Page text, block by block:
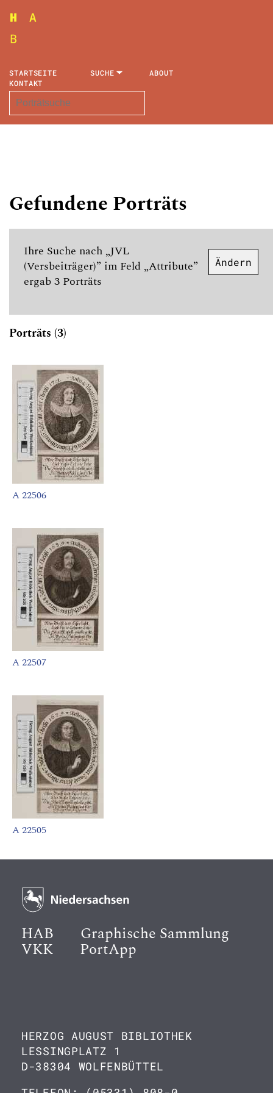
STARTSEITE SUCHE
ABOUT
KONTAKT
Gefundene Porträts
Ihre Suche nach „JVL
(Versbeiträger)” im Feld „Attribute”
ergab 3 Porträts
Ändern
Porträts (3)
A 22506
A 22507
A 22505
HAB Graphische Sammlung
VKK PortApp
HERZOG AUGUST BIBLIOTHEK
LESSINGPLATZ 1
D-38304 WOLFENBÜTTEL